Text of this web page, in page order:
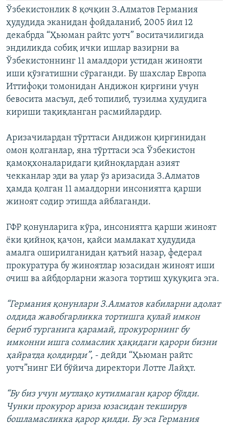
Ўзбекистонлик 8 қочқин З.Алматов Германия
ҳудудида эканидан фойдаланиб, 2005 йил 12
декабрда “Ҳьюман райтс уотч” воситачилигида
эндиликда собиқ ички ишлар вазирни ва
Ўзбекистоннинг 11 амалдори устидан жинояти
иши қўзғатишни сўраганди. Бу шахслар Европа
Иттифоқи томонидан Андижон қирғини учун
бевосита масъул, деб топилиб, тузилма ҳудудига
кириши тақиқланган расмийлардир.
Аризачилардан тўрттаси Андижон қирғинидан
омон қолганлар, яна тўрттаси эса Ўзбекистон
қамоқхоналаридаги қийноқлардан азият
чекканлар эди ва улар ўз аризасида З.Алматов
ҳамда қолган 11 амалдорни инсониятга қарши
жиноят содир этишда айблаганди.
ГФР қонунларига кўра, инсониятга қарши жиноят
ëки қийноқ қачон, қайси мамлакат ҳудудида
амалга оширилганидан қатъий назар, федерал
прокуратура бу жиноятлар юзасидан жиноят иши
очиш ва айбдорларни жазога тортиш ҳуқуқига эга.
“Германия қонунлари З.Алматов кабиларни адолат
олдида жавобгарликка тортишга қулай имкон
бериб турганига қарамай, прокурорнинг бу
имконни ишга солмаслик ҳақидаги қарори бизни
ҳайратда қолдирди”, - дейди “Ҳьюман райтс
уотч”нинг ЕИ бўйича директори Лотте Лайҳт.
“Бу биз учун мутлақо кутилмаган қарор бўлди.
Чунки прокурор ариза юзасидан текширув
бошламасликка қарор қилди. Бу эса Германия